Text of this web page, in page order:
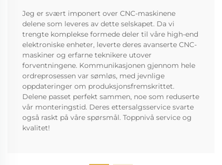
Jeg er svært imponert over CNC-maskinene
delene som leveres av dette selskapet. Da vi
trengte komplekse formede deler til våre high-end
elektroniske enheter, leverte deres avanserte CNC-
maskiner og erfarne teknikere utover
forventningene. Kommunikasjonen gjennom hele
ordreprosessen var sømløs, med jevnlige
oppdateringer om produksjonsfremskrittet.
Delene passet perfekt sammen, noe som reduserte
vår monteringstid. Deres ettersalgsservice svarte
også raskt på våre spørsmål. Toppnivå service og
kvalitet!